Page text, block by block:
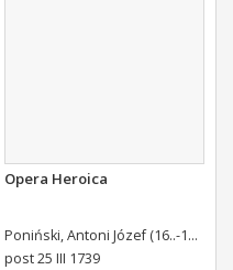
Opera Heroica
Poniński, Antoni Józef (16..-1742).
post 25 III 1739